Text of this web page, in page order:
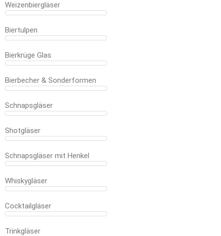
Weizenbiergläser
Biertulpen
Bierkrüge Glas
Bierbecher & Sonderformen
Schnapsgläser
Shotgläser
Schnapsgläser mit Henkel
Whiskygläser
Cocktailgläser
Trinkgläser